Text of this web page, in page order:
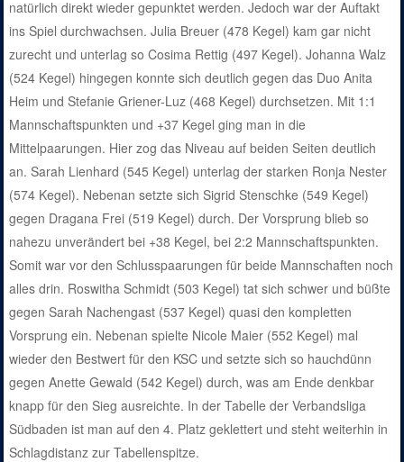
natürlich direkt wieder gepunktet werden. Jedoch war der Auftakt
ins Spiel durchwachsen. Julia Breuer (478 Kegel) kam gar nicht
zurecht und unterlag so Cosima Rettig (497 Kegel). Johanna Walz
(524 Kegel) hingegen konnte sich deutlich gegen das Duo Anita
Heim und Stefanie Griener-Luz (468 Kegel) durchsetzen. Mit 1:1
Mannschaftspunkten und +37 Kegel ging man in die
Mittelpaarungen. Hier zog das Niveau auf beiden Seiten deutlich
an. Sarah Lienhard (545 Kegel) unterlag der starken Ronja Nester
(574 Kegel). Nebenan setzte sich Sigrid Stenschke (549 Kegel)
gegen Dragana Frei (519 Kegel) durch. Der Vorsprung blieb so
nahezu unverändert bei +38 Kegel, bei 2:2 Mannschaftspunkten.
Somit war vor den Schlusspaarungen für beide Mannschaften noch
alles drin. Roswitha Schmidt (503 Kegel) tat sich schwer und büßte
gegen Sarah Nachengast (537 Kegel) quasi den kompletten
Vorsprung ein. Nebenan spielte Nicole Maier (552 Kegel) mal
wieder den Bestwert für den KSC und setzte sich so hauchdünn
gegen Anette Gewald (542 Kegel) durch, was am Ende denkbar
knapp für den Sieg ausreichte. In der Tabelle der Verbandsliga
Südbaden ist man auf den 4. Platz geklettert und steht weiterhin in
Schlagdistanz zur Tabellenspitze.